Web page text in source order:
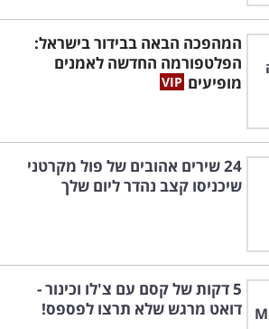
המהפכה הבאה בבידור בישראל:
הפלטפורמה החדשה לאמנים
מופיעים
24 שירים אהובים של פול מקרטני
שיכניסו קצב נהדר ליום שלך
5 דקות של קסם עם צ'לו וכינור -
דואט מרגש שלא תרצו לפספס!